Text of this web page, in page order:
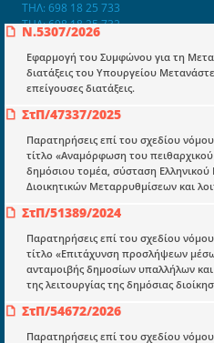
Ν.5307/2026
Εφαρμογή του Συμφώνου για τη
διατάξεις του Υπουργείου
επείγουσες διατάξεις.
ΣτΠ/47337/2025
Παρατηρήσεις επί του σχεδίου
τίτλο «Αναμόρφωση του
δημόσιου τομέα, σύσταση
Διοικητικών Μεταρρυθμίσεων και
ΣτΠ/51389/2024
Παρατηρήσεις επί του σχεδίου
τίτλο «Επιτάχυνση προσλήψεων
ανταμοιβής δημοσίων υπαλλήλων και
της λειτουργίας της δημόσιας
ΣτΠ/54672/2026
Παρατηρήσεις επί του σχεδίου
ΤΗΛ: 698 18 25 733
ΤΗΛ: 698 18 25 732
mydocmangr@gmail.com
Docman.gr
Ποιοί είμαστε;
Μια πολυετής εθελοντική
μετατράπηκε σε επιχειρηματική
στην διάδοση της γνώσης.
Ενότητες